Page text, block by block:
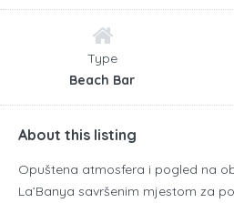
Type
Beach Bar
About this listing
Opuštena atmosfera i pogled na
La’Banya savršenim mjestom za